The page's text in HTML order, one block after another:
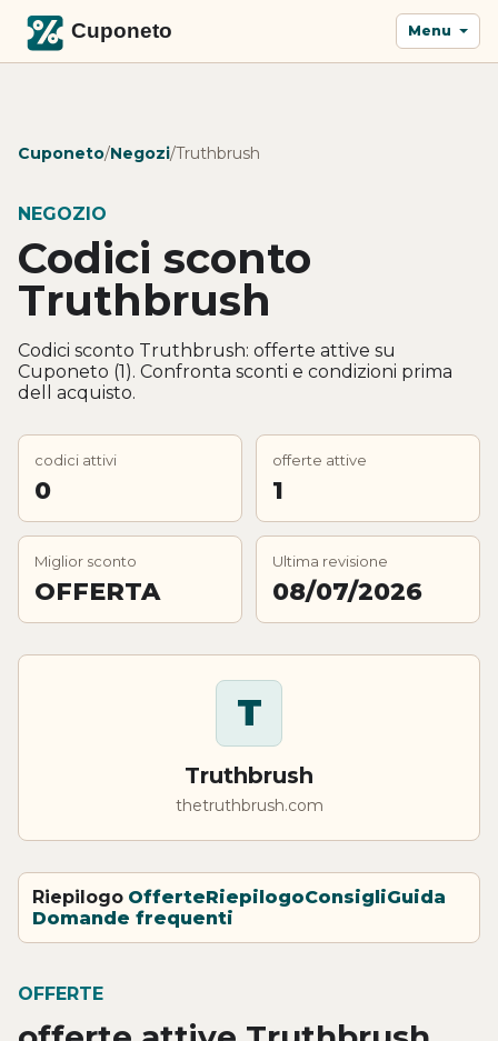
Menu
Cuponeto/Negozi/Truthbrush
NEGOZIO
Codici sconto
Truthbrush
Codici sconto Truthbrush: offerte attive su
Cuponeto (1). Confronta sconti e condizioni prima
dell acquisto.
codici attivi
0
offerte attive
1
Miglior sconto
OFFERTA
Ultima revisione
08/07/2026
T
Truthbrush
thetruthbrush.com
Riepilogo OfferteRiepilogoConsigliGuida
Domande frequenti
OFFERTE